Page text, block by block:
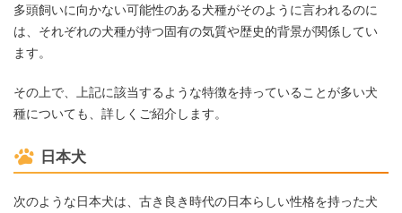
多頭飼いに向かない可能性のある犬種がそのように言われるのに
は、それぞれの犬種が持つ固有の気質や歴史的背景が関係してい
ます。
その上で、上記に該当するような特徴を持っていることが多い犬
種についても、詳しくご紹介します。
日本犬
次のような日本犬は、古き良き時代の日本らしい性格を持った犬